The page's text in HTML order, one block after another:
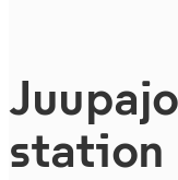
sta­tion